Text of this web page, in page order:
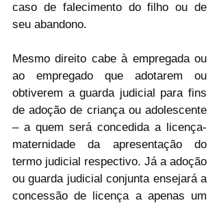
caso de falecimento do filho ou de
seu abandono.
Mesmo direito cabe à empregada ou
ao empregado que adotarem ou
obtiverem a guarda judicial para fins
de adoção de criança ou adolescente
– a quem será concedida a licença-
maternidade da apresentação do
termo judicial respectivo. Já a adoção
ou guarda judicial conjunta ensejará a
concessão de licença a apenas um